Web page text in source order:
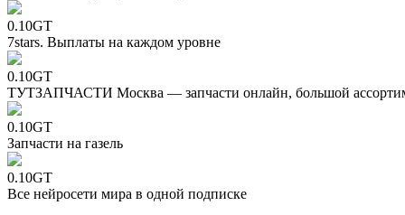
0.10GT
7stars. Выплаты на каждом уровне
0.10GT
ТУТЗАПЧАСТИ Москва — запчасти онлайн, большой
0.10GT
Запчасти на газель
0.10GT
Все нейросети мира в одной подписке